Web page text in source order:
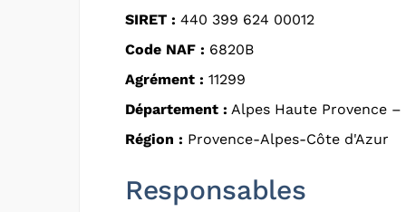
SIRET : 440 399 624 00012
Code NAF : 6820B
Agrément : 11299
Département : Alpes Haute Provence –
Région : Provence-Alpes-Côte d'Azur
Responsables